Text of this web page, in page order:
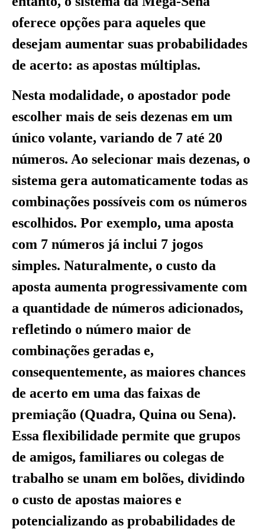
oferece opções para aqueles que
desejam aumentar suas probabilidades
de acerto: as apostas múltiplas.
Nesta modalidade, o apostador pode
escolher mais de seis dezenas em um
único volante, variando de 7 até 20
números. Ao selecionar mais dezenas, o
sistema gera automaticamente todas as
combinações possíveis com os números
escolhidos. Por exemplo, uma aposta
com 7 números já inclui 7 jogos
simples. Naturalmente, o custo da
aposta aumenta progressivamente com
a quantidade de números adicionados,
refletindo o número maior de
combinações geradas e,
consequentemente, as maiores chances
de acerto em uma das faixas de
premiação (Quadra, Quina ou Sena).
Essa flexibilidade permite que grupos
de amigos, familiares ou colegas de
trabalho se unam em bolões, dividindo
o custo de apostas maiores e
potencializando as probabilidades de